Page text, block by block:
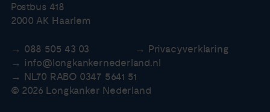
Postbus 418
2000 AK Haarlem
088 505 43 03
Privacyverklaring
info@longkankernederland.nl
NL70 RABO 0347 5641 51
© 2026 Longkanker Nederland